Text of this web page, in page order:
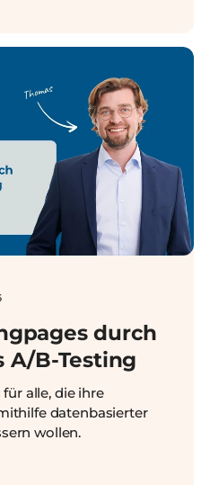
durch
A/B-Testing
alle, die ihre
datenbasierter
wollen.